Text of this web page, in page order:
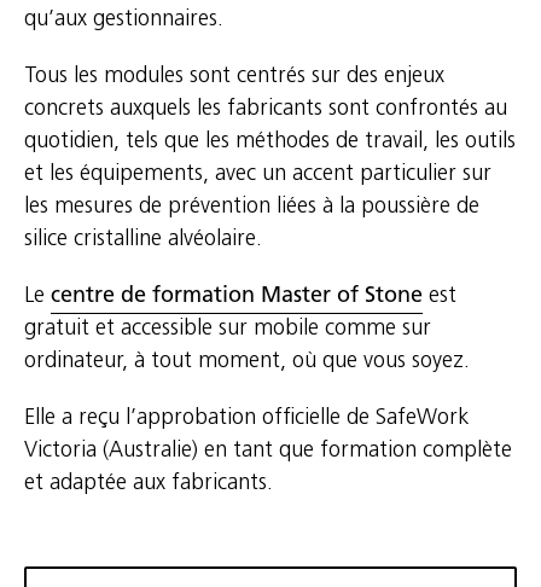
qu’aux gestionnaires.
Tous les modules sont centrés sur des enjeux
concrets auxquels les fabricants sont confrontés au
quotidien, tels que les méthodes de travail, les outils
et les équipements, avec un accent particulier sur
les mesures de prévention liées à la poussière de
silice cristalline alvéolaire.
Le centre de formation Master of Stone est
gratuit et accessible sur mobile comme sur
ordinateur, à tout moment, où que vous soyez.
Elle a reçu l’approbation officielle de SafeWork
Victoria (Australie) en tant que formation complète
et adaptée aux fabricants.